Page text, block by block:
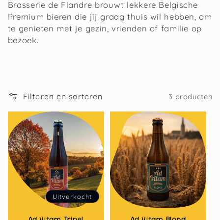
c
t
:
Brasserie de Flandre brouwt lekkere Belgische
Premium bieren die jij graag thuis wil hebben, om
te genieten met je gezin, vrienden of familie op
bezoek.
Filteren en sorteren 3 producten
Uitverkocht